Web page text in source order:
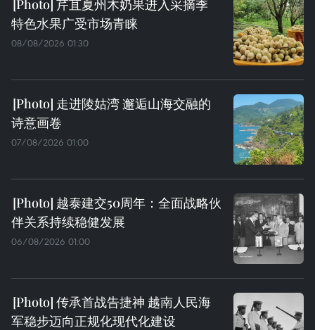
芹苴夏州木奶果进入采摘季
特色水果广受市场青睐
08/08/2026 01:30
走进陵姑湾 邂逅山海交融的
诗意画卷
07/08/2026 01:00
越泰建交50周年：全面战略伙
伴关系持续稳健发展
06/08/2026 01:00
传承首战告捷神 越南人民海
军稳步迈向正规化现代化建设